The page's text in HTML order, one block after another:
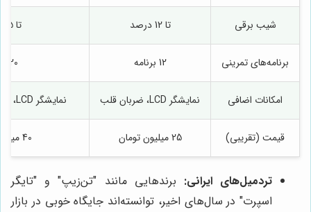
شیب برقی تا 12 درصد تا 15 درصد
برنامه‌های تمرینی 12 برنامه 20 برنامه
امکانات اضافی نمایشگر LCD، ضربان قلب نمایشگر LCD، ضربان قلب، بلوتوث
قیمت (تقریبی) 25 میلیون تومان 40 میلیون تومان
تردمیل‌های ایرانی: برندهایی مانند "تن‌زیپ" و "تایگر
اسپرت" در سال‌های اخیر، توانسته‌اند جایگاه خوبی در بازار